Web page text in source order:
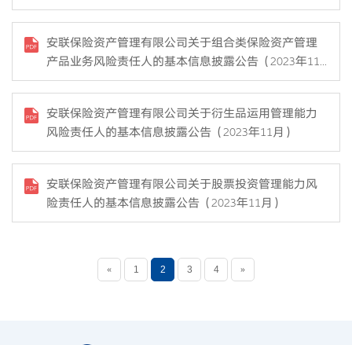
安联保险资产管理有限公司关于组合类保险资产管理
产品业务风险责任人的基本信息披露公告（2023年11
月）
安联保险资产管理有限公司关于衍生品运用管理能力
风险责任人的基本信息披露公告（2023年11月）
安联保险资产管理有限公司关于股票投资管理能力风
险责任人的基本信息披露公告（2023年11月）
« 1 2 3 4 »